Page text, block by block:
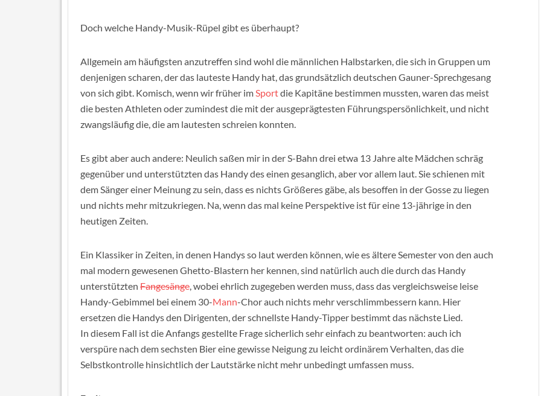
Doch welche Handy-Musik-Rüpel gibt es überhaupt?
Allgemein am häufigsten anzutreffen sind wohl die männlichen Halbstarken, die sich in Gruppen um
denjenigen scharen, der das lauteste Handy hat, das grundsätzlich deutschen Gauner-Sprechgesang
von sich gibt. Komisch, wenn wir früher imSportdie Kapitäne bestimmen mussten, waren das meist
die besten Athleten oder zumindest die mit der ausgeprägtesten Führungspersönlichkeit, und nicht
zwangsläufig die, die am lautesten schreien konnten.
Es gibt aber auch andere: Neulich saßen mir in der S-Bahn drei etwa 13 Jahre alte Mädchen schräg
gegenüber und unterstützten das Handy des einen gesanglich, aber vor allem laut. Sie schienen mit
dem Sänger einer Meinung zu sein, dass es nichts Größeres gäbe, als besoffen in der Gosse zu liegen
und nichts mehr mitzukriegen. Na, wenn das mal keine Perspektive ist für eine 13-jährige in den
heutigen Zeiten.
Ein Klassiker in Zeiten, in denen Handys so laut werden können, wie es ältere Semester von den auch
mal modern gewesenen Ghetto-Blastern her kennen, sind natürlich auch die durch das Handy
unterstützten Fangesänge, wobei ehrlich zugegeben werden muss, dass das vergleichsweise leise
Handy-Gebimmel bei einem 30-Mann-Chor auch nichts mehr verschlimmbessern kann. Hier
ersetzen die Handys den Dirigenten, der schnellste Handy-Tipper bestimmt das nächste Lied.
In diesem Fall ist die Anfangs gestellte Frage sicherlich sehr einfach zu beantworten: auch ich
verspüre nach dem sechsten Bier eine gewisse Neigung zu leicht ordinärem Verhalten, das die
Selbstkontrolle hinsichtlich der Lautstärke nicht mehr unbedingt umfassen muss.